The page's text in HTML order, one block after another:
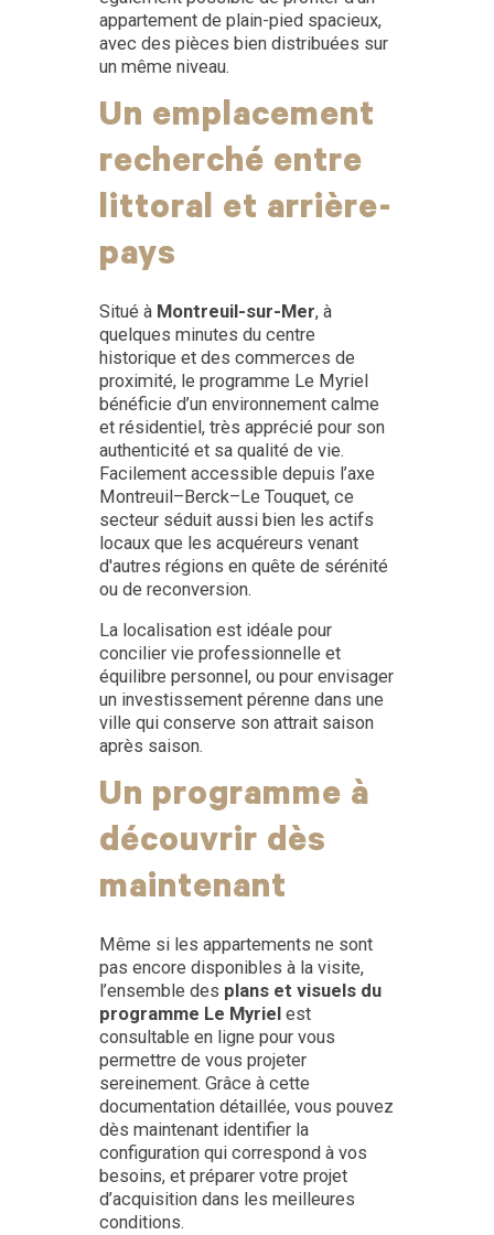
appartement de plain-pied spacieux,
avec des pièces bien distribuées sur
un même niveau.
Un emplacement
recherché entre
littoral et arrière-
pays
Situé à Montreuil-sur-Mer, à
quelques minutes du centre
historique et des commerces de
proximité, le programme Le Myriel
bénéficie d’un environnement calme
et résidentiel, très apprécié pour son
authenticité et sa qualité de vie.
Facilement accessible depuis l’axe
Montreuil–Berck–Le Touquet, ce
secteur séduit aussi bien les actifs
locaux que les acquéreurs venant
d'autres régions en quête de sérénité
ou de reconversion.
La localisation est idéale pour
concilier vie professionnelle et
équilibre personnel, ou pour envisager
un investissement pérenne dans une
ville qui conserve son attrait saison
après saison.
Un programme à
découvrir dès
maintenant
Même si les appartements ne sont
pas encore disponibles à la visite,
l’ensemble des plans et visuels du
programme Le Myriel est
consultable en ligne pour vous
permettre de vous projeter
sereinement. Grâce à cette
documentation détaillée, vous pouvez
dès maintenant identifier la
configuration qui correspond à vos
besoins, et préparer votre projet
d’acquisition dans les meilleures
conditions.